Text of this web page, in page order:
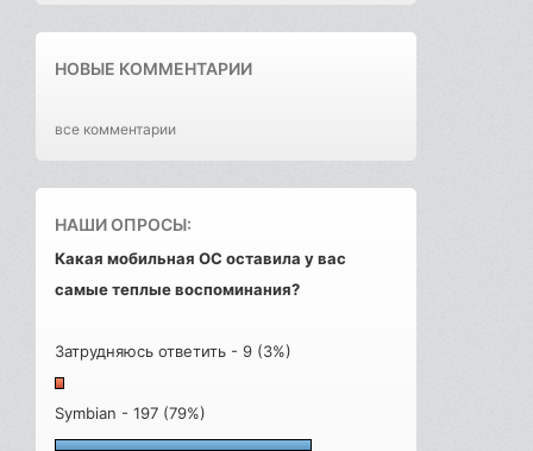
НОВЫЕ КОММЕНТАРИИ
все комментарии
НАШИ ОПРОСЫ:
Какая мобильная ОС оставила у вас
самые теплые воспоминания?
Затрудняюсь ответить - 9 (3%)
Symbian - 197 (79%)